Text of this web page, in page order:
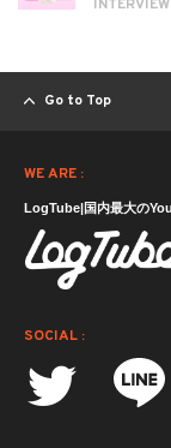
INTERVIEW
Go to Top
WE ARE :
LogTube|国内最大の
SOCIAL :